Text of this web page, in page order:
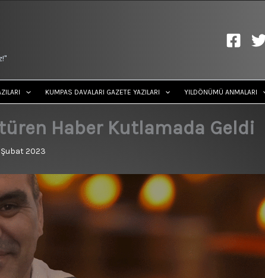
KUMPAS DAVALARI GAZETE YAZILARI YILDÖNÜMÜ ANMALARI
Haber Kutlamada Geldi
Şubat 2023